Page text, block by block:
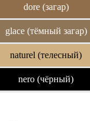
dore (загар)
glace (тёмный загар)
naturel (телесный)
nero (чёрный)